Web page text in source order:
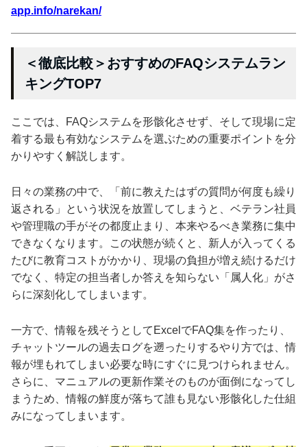
app.info/narekan/
＜徹底比較＞おすすめのFAQシステムラン
キングTOP7
ここでは、FAQシステムを形骸化させず、そして現場に定
着する最も有効なシステムを選ぶための重要ポイントを分
かりやすく解説します。
日々の業務の中で、「前に教えたはずの質問が何度も繰り
返される」という状況を放置してしまうと、ベテラン社員
や管理職の手がその都度止まり、本来やるべき業務に集中
できなくなります。この状態が続くと、新人が入ってくる
たびに教育コストがかかり、現場の負担が増え続けるだけ
でなく、特定の担当者しか答えを知らない「属人化」がさ
らに深刻化してしまいます。
一方で、情報を残そうとしてExcelでFAQ集を作ったり、
チャットツールの過去ログを遡ったりするやり方では、情
報が埋もれてしまい必要な時にすぐに見つけられません。
さらに、マニュアルの更新作業そのものが面倒になってし
まうため、情報の鮮度が落ちて誰も見ない形骸化した仕組
みになってしまいます。